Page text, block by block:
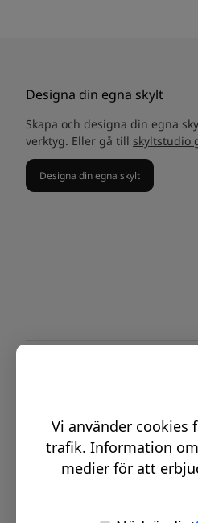
Designa din egna skylt
Skapa och designa din egna
verktyg. Eller gå till skyltstudio
Designa din egna skylt
Vi använder cookies
trafik. Information
medier för att